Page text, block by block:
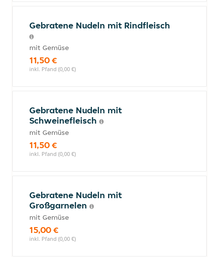
Gebratene Nudeln mit Rindfleisch
mit Gemüse
11,50 €
inkl. Pfand (0,00 €)
Gebratene Nudeln mit
Schweinefleisch
mit Gemüse
11,50 €
inkl. Pfand (0,00 €)
Gebratene Nudeln mit
Großgarnelen
mit Gemüse
15,00 €
inkl. Pfand (0,00 €)